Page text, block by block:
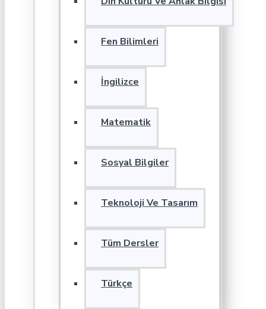
Fen Bilimleri
İngilizce
Matematik
Sosyal Bilgiler
Teknoloji Ve Tasarım
Tüm Dersler
Türkçe